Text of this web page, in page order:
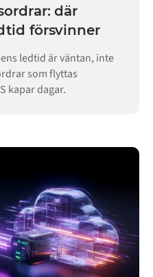
där
försvinner
ledtid är väntan, inte
som flyttas
kapar dagar.